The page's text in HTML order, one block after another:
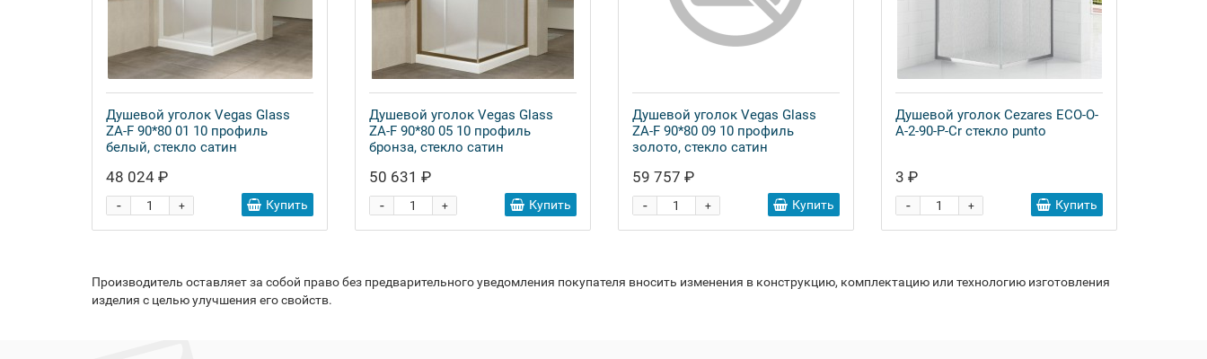
Душевой уголок Vegas Glass
ZA-F 90*80 01 10 профиль
белый, стекло сатин
48 024 ₽
+
- Купить
Душевой уголок Vegas Glass
ZA-F 90*80 05 10 профиль
бронза, стекло сатин
50 631 ₽
+
- Купить
Душевой уголок Vegas Glass
ZA-F 90*80 09 10 профиль
золото, стекло сатин
59 757 ₽
+
- Купить
Душевой уголок Cezares ECO-O-
A-2-90-P-Cr стекло punto
3 ₽
+
- Купить
Производитель оставляет за собой право без предварительного уведомления покупателя вносить изменения в конструкцию, комплектацию или технологию изготовления
изделия с целью улучшения его свойств.